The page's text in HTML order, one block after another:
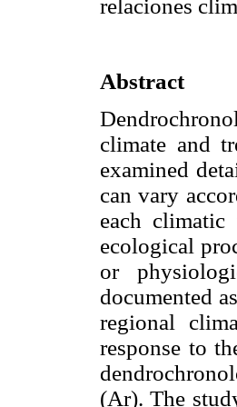
relaciones
Abstract
climate and
examined
can vary
each
ecological
or
documented
regional
response to
(Ar). The